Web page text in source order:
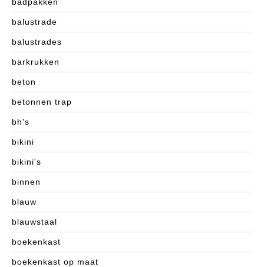
balustrade
balustrades
barkrukken
beton
betonnen trap
bh's
bikini
bikini's
binnen
blauw
blauwstaal
boekenkast
boekenkast op maat